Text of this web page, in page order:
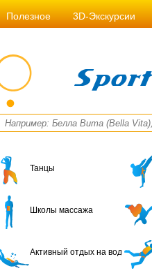
Полезное 3D-Экскурсии
Танцы
Школы массажа
Активный отдых на воде